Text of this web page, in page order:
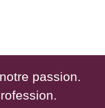
passion.